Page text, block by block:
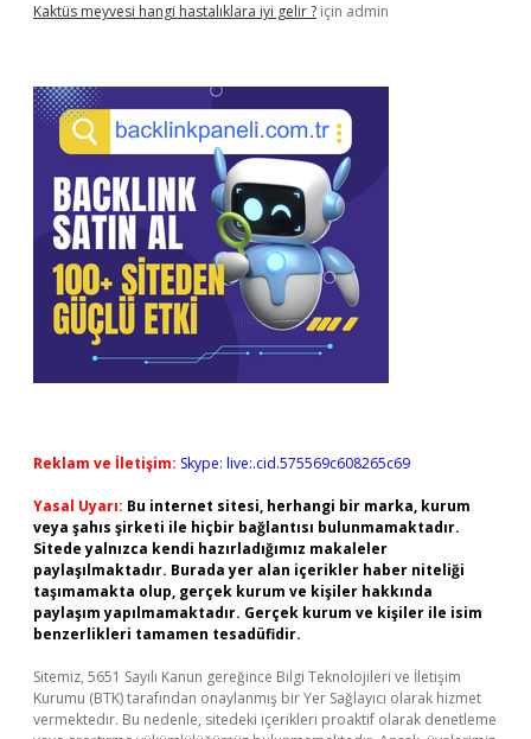
Kaktüs meyvesi hangi hastalıklara iyi gelir ? için admin
Reklam ve İletişim: Skype: live:.cid.575569c608265c69
Yasal Uyarı: Bu internet sitesi, herhangi bir marka, kurum
veya şahıs şirketi ile hiçbir bağlantısı bulunmamaktadır.
Sitede yalnızca kendi hazırladığımız makaleler
paylaşılmaktadır. Burada yer alan içerikler haber niteliği
taşımamakta olup, gerçek kurum ve kişiler hakkında
paylaşım yapılmamaktadır. Gerçek kurum ve kişiler ile isim
benzerlikleri tamamen tesadüfidir.
Sitemiz, 5651 Sayılı Kanun gereğince Bilgi Teknolojileri ve İletişim
Kurumu (BTK) tarafından onaylanmış bir Yer Sağlayıcı olarak hizmet
vermektedir. Bu nedenle, sitedeki içerikleri proaktif olarak denetleme